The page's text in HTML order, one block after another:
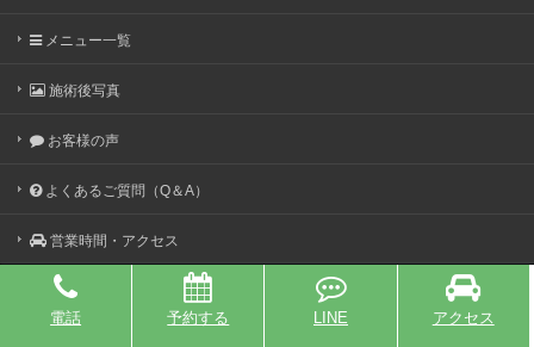
メニュー一覧
施術後写真
お客様の声
よくあるご質問（Q＆A）
営業時間・アクセス
Copyright ©
たるみ・歪みを整える【美容整体】専門サロン
FERNA（フェルナ）・近鉄奈良線 東生駒駅から徒歩4分
rights reserved.
電話 予約する LINE アクセス